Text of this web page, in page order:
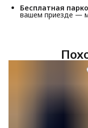
Бесплатная
вашем приезде —